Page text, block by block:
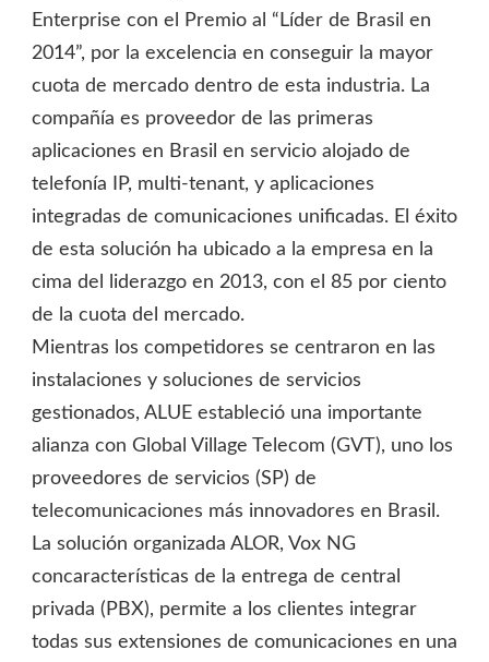
Enterprise con el Premio al “Líder de Brasil en
2014”, por la excelencia en conseguir la mayor
cuota de mercado dentro de esta industria. La
compañía es proveedor de las primeras
aplicaciones en Brasil en servicio alojado de
telefonía IP, multi-tenant, y aplicaciones
integradas de comunicaciones unificadas. El éxito
de esta solución ha ubicado a la empresa en la
cima del liderazgo en 2013, con el 85 por ciento
de la cuota del mercado.
Mientras los competidores se centraron en las
instalaciones y soluciones de servicios
gestionados, ALUE estableció una importante
alianza con Global Village Telecom (GVT), uno los
proveedores de servicios (SP) de
telecomunicaciones más innovadores en Brasil.
La solución organizada ALOR, Vox NG
concaracterísticas de la entrega de central
privada (PBX), permite a los clientes integrar
todas sus extensiones de comunicaciones en una